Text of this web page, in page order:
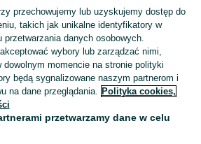
Sprzedaż drewna opałowego Chorzów ▶️ brzozowe, dębowe, różne rozmiary ✅ Szeroki wybór w atrakcyjnych cenach ☝ Przeglądaj ogłoszenia na OLX.pl! Zobacz
przechowujemy lub uzyskujemy dostęp do
takich jak unikalne identyfikatory w
przetwarzania danych osobowych.
wybory lub zarządzać nimi,
dowolnym momencie na stronie polityki
będą sygnalizowane naszym partnerom i
na dane przeglądania. Polityka cookies,
przetwarzamy dane w celu